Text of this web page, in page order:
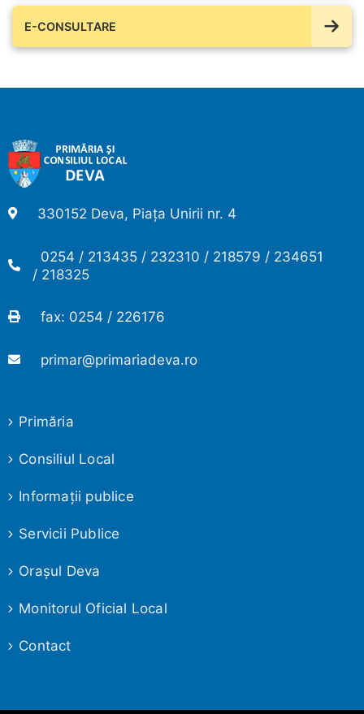
E-CONSULTARE
330152 Deva, Piața Unirii nr. 4
0254 / 213435 / 232310 / 218579 / 234651
/ 218325
fax: 0254 / 226176
primar@primariadeva.ro
Primăria
Consiliul Local
Informaţii publice
Servicii Publice
Oraşul Deva
Monitorul Oficial Local
Contact